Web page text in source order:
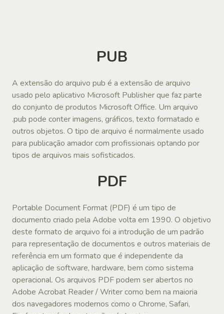
PUB
A extensão do arquivo pub é a extensão de arquivo
usado pelo aplicativo Microsoft Publisher que faz parte
do conjunto de produtos Microsoft Office. Um arquivo
.pub pode conter imagens, gráficos, texto formatado e
outros objetos. O tipo de arquivo é normalmente usado
para publicação amador com profissionais optando por
tipos de arquivos mais sofisticados.
PDF
Portable Document Format (PDF) é um tipo de
documento criado pela Adobe volta em 1990. O objetivo
deste formato de arquivo foi a introdução de um padrão
para representação de documentos e outros materiais de
referência em um formato que é independente da
aplicação de software, hardware, bem como sistema
operacional. Os arquivos PDF podem ser abertos no
Adobe Acrobat Reader / Writer como bem na maioria
dos navegadores modernos como o Chrome, Safari,